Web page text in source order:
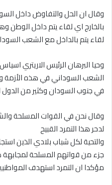
وقال ان الحل والتفاوض داخل
بالخارج اي لقاء يتم داخل
لقاء يتم بالداخل مع الشعب
وحيا البرهان الرئيس الاريتري
الشعب السوداني في هذه الأزمة
في جنوب السودان وكثير من
وقال نحن في القوات المسلحة
لدحر هذا التمرد القبيح
والتحية لكل شباب بلادي الذين
جزء من قواتهم المسلحة لمجابهة
مؤكدا ان التمرد استهدف